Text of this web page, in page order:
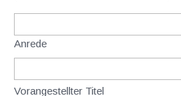
Anrede
Vorangestellter Titel